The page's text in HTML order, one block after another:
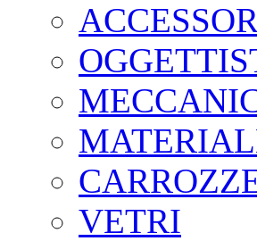
VETRI